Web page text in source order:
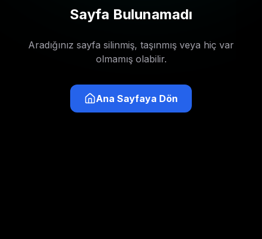
Sayfa Bulunamadı
Aradığınız sayfa silinmiş, taşınmış veya hiç var
olmamış olabilir.
Ana Sayfaya Dön